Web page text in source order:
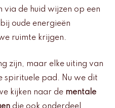
via de huid wijzen op een
oude energieën
ruimte krijgen.
zijn, maar elke uiting van
spirituele pad. Nu we dit
kijken naar de mentale